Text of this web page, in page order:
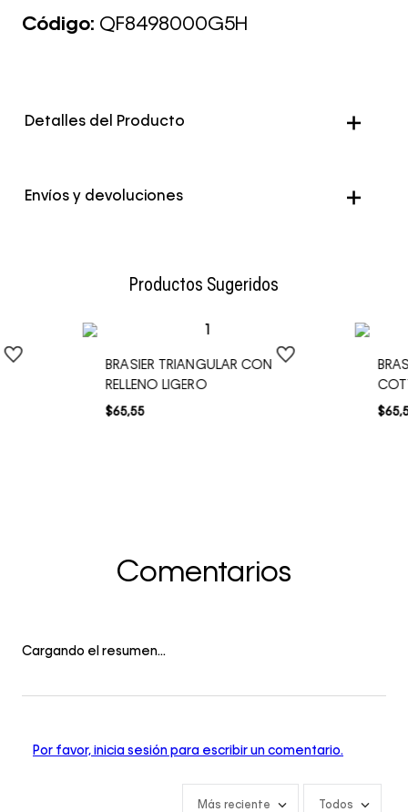
Código: QF8498000G5H
Detalles del Producto
Envíos y devoluciones
Productos Sugeridos
BRASIER TRIANGULAR CON
RELLENO LIGERO
$65,55 $65,
Comentarios
Cargando el resumen…
Por favor, inicia sesión para escribir un comentario.
Más reciente Todos